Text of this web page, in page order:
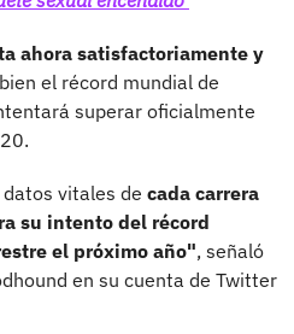
ahora satisfactoriamente y
el récord mundial de
superar oficialmente
vitales de cada carrera
su intento del récord
el próximo año", señaló
en su cuenta de Twitter